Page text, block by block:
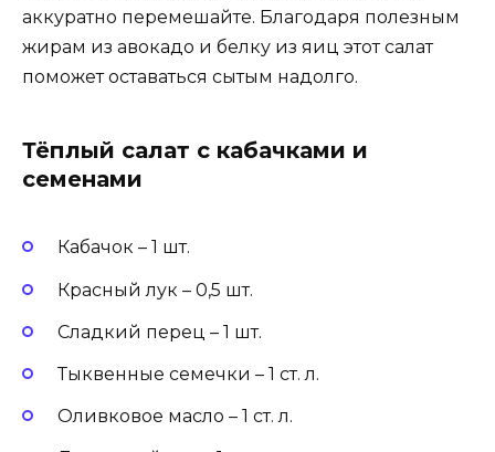
аккуратно перемешайте. Благодаря полезным
жирам из авокадо и белку из яиц этот салат
поможет оставаться сытым надолго.
Тёплый салат с кабачками и
семенами
Кабачок – 1 шт.
Красный лук – 0,5 шт.
Сладкий перец – 1 шт.
Тыквенные семечки – 1 ст. л.
Оливковое масло – 1 ст. л.